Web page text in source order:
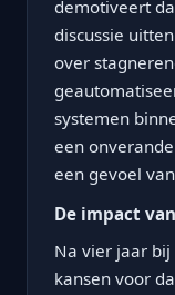
demotiveert
discussie
over
systemen
een
een gevoel
De impact
Na vier jaar
kansen voor